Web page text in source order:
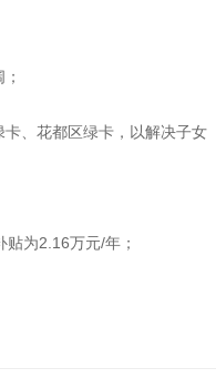
、花都区绿卡，以解决子女
为2.16万元/年；